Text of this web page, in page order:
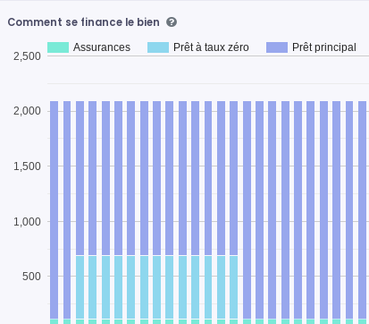
Comment se finance le bien
Assurances Prêt à taux zéro Prêt principal
500
1,000
1,500
2,000
2,500